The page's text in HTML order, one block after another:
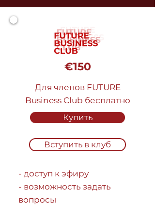
€150
Для членов FUTURE
Business Club бесплатно
Купить
Вступить в клуб
- доступ к эфиру
- возможность задать
вопросы